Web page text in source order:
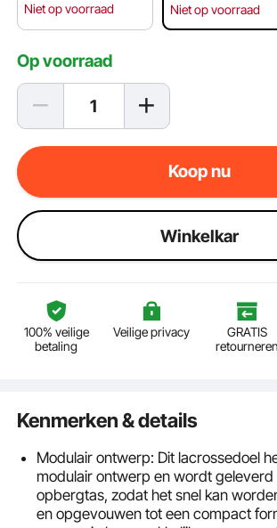
Niet op voorraad Niet op voorraad
Op voorraad
Koop nu
Winkelkar
100% veilige
betaling
Veilige privacy
GRATIS
retourneren
Kenmerken & details
Modulair ontwerp: Dit lacrossedoel
modulair ontwerp en wordt
opbergtas, zodat het snel kan
en opgevouwen tot een compact